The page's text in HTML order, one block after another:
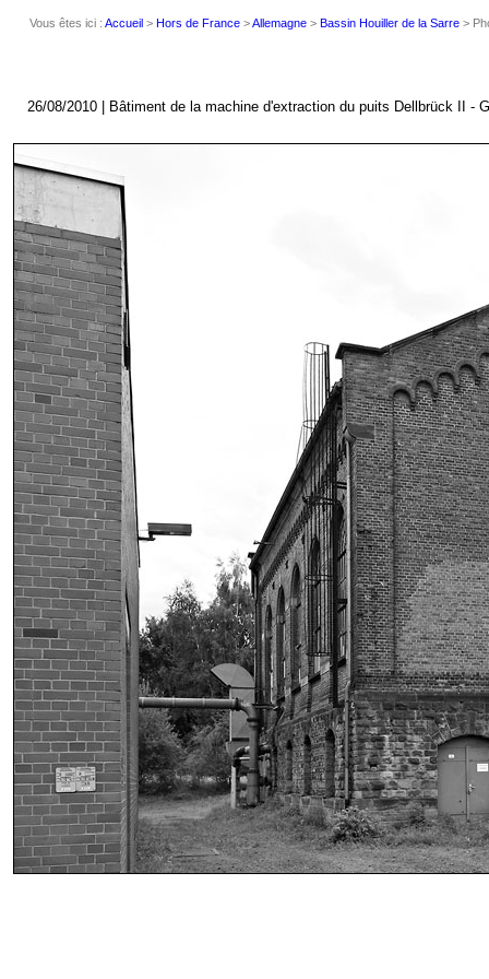
Vous êtes ici : Accueil > Hors de France >Allemagne > Bassin Houiller de la Sarre >
26/08/2010 | Bâtiment de la machine d'extraction du puits Dellbrück II -